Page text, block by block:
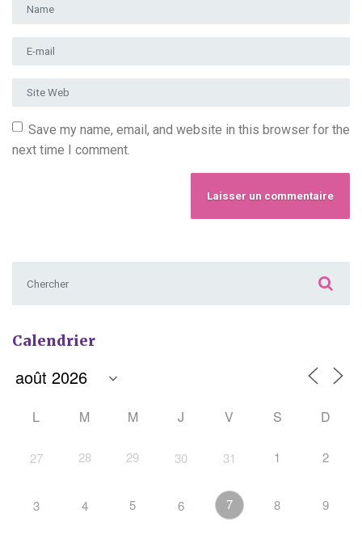
Prénom et nom
Adresse e-mail
Site Web
Save my name, email, and website in this browser for the
next time I comment.
Calendrier
L M M J V S D
27 28 29 30 31 1 2
3 4 5 6 7 8 9